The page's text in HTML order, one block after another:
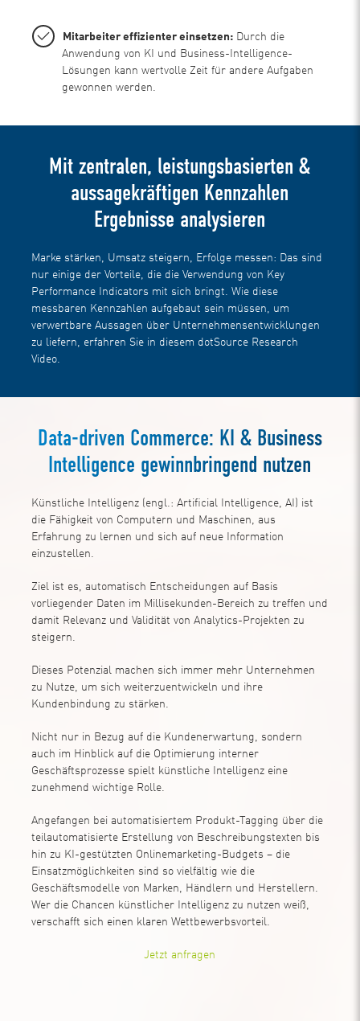
Mitarbeiter effizienter einsetzen: Durch die
Anwendung von KI und Business-Intelligence-
Lösungen kann wertvolle Zeit für andere Aufgaben
gewonnen werden.
Mit zentralen, leistungsbasierten &
aussagekräftigen Kennzahlen
Ergebnisse analysieren
Marke stärken, Umsatz steigern, Erfolge messen: Das sind
nur einige der Vorteile, die die Verwendung von Key
Performance Indicators mit sich bringt. Wie diese
messbaren Kennzahlen aufgebaut sein müssen, um
verwertbare Aussagen über Unternehmensentwicklungen
zu liefern, erfahren Sie in diesem dotSource Research
Video.
Data-driven Commerce: KI & Business
Intelligence gewinnbringend nutzen
Künstliche Intelligenz (engl.: Artificial Intelligence, AI) ist
die Fähigkeit von Computern und Maschinen, aus
Erfahrung zu lernen und sich auf neue Information
einzustellen.
Ziel ist es, automatisch Entscheidungen auf Basis
vorliegender Daten im Millisekunden-Bereich zu treffen und
damit Relevanz und Validität von Analytics-Projekten zu
steigern.
Dieses Potenzial machen sich immer mehr Unternehmen
zu Nutze, um sich weiterzuentwickeln und ihre
Kundenbindung zu stärken.
Nicht nur in Bezug auf die Kundenerwartung, sondern
auch im Hinblick auf die Optimierung interner
Geschäftsprozesse spielt künstliche Intelligenz eine
zunehmend wichtige Rolle.
Angefangen bei automatisiertem Produkt-Tagging über die
teilautomatisierte Erstellung von Beschreibungstexten bis
hin zu KI-gestützten Onlinemarketing-Budgets – die
Einsatzmöglichkeiten sind so vielfältig wie die
Geschäftsmodelle von Marken, Händlern und Herstellern.
Wer die Chancen künstlicher Intelligenz zu nutzen weiß,
verschafft sich einen klaren Wettbewerbsvorteil.
Jetzt anfragen